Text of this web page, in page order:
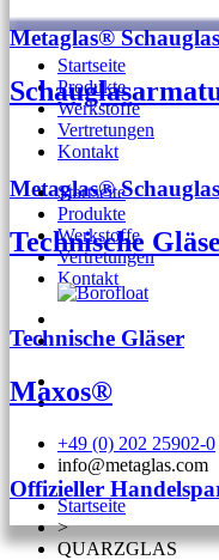
Startseite
Produkte
Werkstoffe
Vertretungen
Kontakt
Startseite
Produkte
Werkstoffe
Vertretungen
Kontakt
+49 (0) 202 25902-0
info@metaglas.com
Startseite
>
QUARZGLAS
Metaglas®
Metaglas®
Technische
Technische Gläser
Maxos®
Offizieller